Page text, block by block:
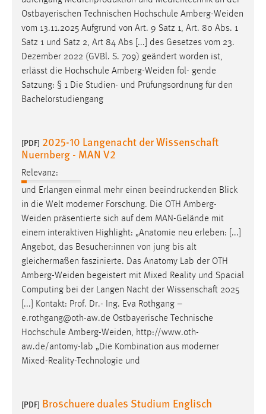
Ostbayerischen Technischen Hochschule Amberg-Weiden
vom 13.11.2025 Aufgrund von Art. 9 Satz 1, Art. 80 Abs. 1
Satz 1 und Satz 2, Art 84 Abs [...] des Gesetzes vom 23.
Dezember 2022 (GVBl. S. 709) geändert worden ist,
erlässt die Hochschule Amberg-Weiden fol- gende
Satzung: § 1 Die Studien- und Prüfungsordnung für den
Bachelorstudiengang
[PDF] 2025-10 Langenacht der Wissenschaft
Nuernberg - MAN V2
Relevanz:
und Erlangen einmal mehr einen beeindruckenden Blick
in die Welt moderner Forschung. Die OTH Amberg-
Weiden präsentierte sich auf dem MAN-Gelände mit
einem interaktiven Highlight: „Anatomie neu erleben: [...]
Angebot, das Besucher:innen von jung bis alt
gleichermaßen faszinierte. Das Anatomy Lab der OTH
Amberg-Weiden begeistert mit Mixed Reality und Spacial
Computing bei der Langen Nacht der Wissenschaft 2025
[...] Kontakt: Prof. Dr.- Ing. Eva Rothgang –
e.rothgang@oth-aw.de Ostbayerische Technische
Hochschule Amberg-Weiden, http://www.oth-
aw.de/antomy-lab „Die Kombination aus moderner
Mixed-Reality-Technologie und
[PDF] Broschuere duales Studium Englisch